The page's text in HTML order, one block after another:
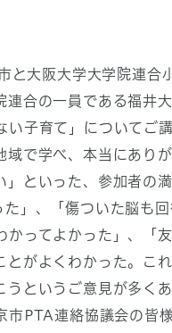
大阪大学大学院連合
合の一員である福井
子育て」についてご
で学べ、本当にあり
といった、参加者の
」、「傷ついた脳も
ってよかった」、「
がよくわかった。こ
というご意見が多く
PTA連絡協議会の皆